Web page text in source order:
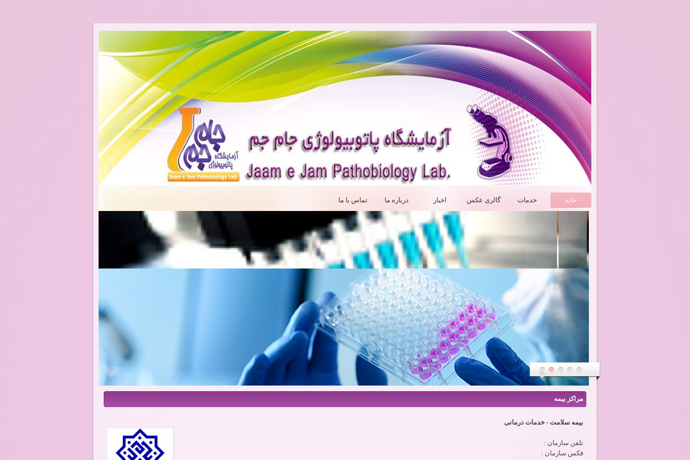
خانه خدمات گالری عکس اخبار درباره ما تماس با ما
مراکز بیمه
بیمه سلامت - خدمات درمانی
تلفن سازمان :
فکس سازمان :